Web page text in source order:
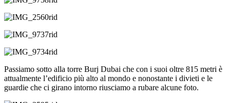
Passiamo sotto alla torre Burj Dubai che con i suoi oltre 815 metri è
attualmente l’edificio più alto al mondo e nonostante i divieti e le
guardie che ci girano intorno riusciamo a rubare alcune foto.